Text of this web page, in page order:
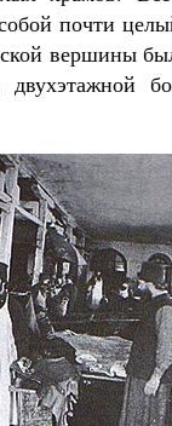
почти
вершины